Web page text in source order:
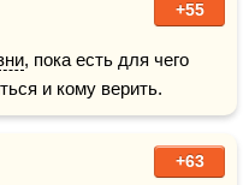
+55
, пока есть для чего
и кому верить.
+63